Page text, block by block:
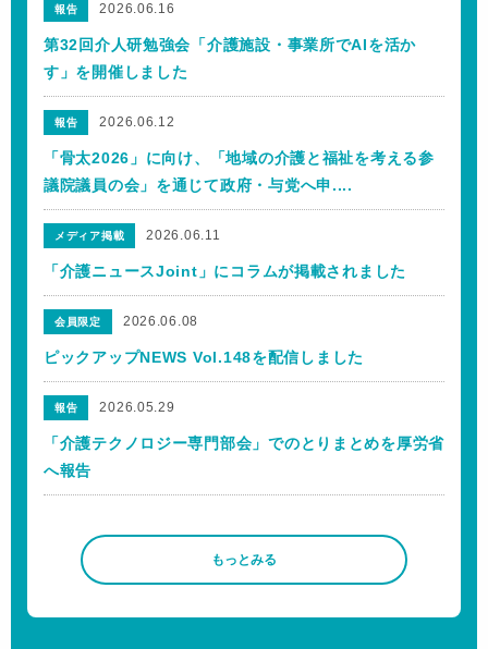
報告 2026.06.16
第32回介人研勉強会「介護施設・事業所でAIを活か
す」を開催しました
報告 2026.06.12
「骨太2026」に向け、「地域の介護と福祉を考える参
議院議員の会」を通じて政府・与党へ申....
メディア掲載 2026.06.11
「介護ニュースJoint」にコラムが掲載されました
会員限定 2026.06.08
ピックアップNEWS Vol.148を配信しました
報告 2026.05.29
「介護テクノロジー専門部会」でのとりまとめを厚労省
へ報告
もっとみる